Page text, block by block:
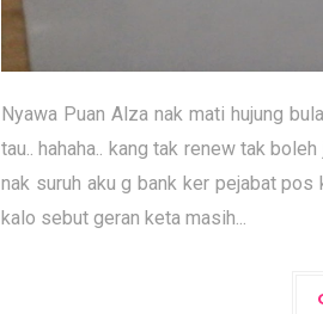
Nyawa Puan Alza nak mati hujung
tau.. hahaha.. kang tak renew tak
nak suruh aku g bank ker pejabat pos
kalo sebut geran keta masih...